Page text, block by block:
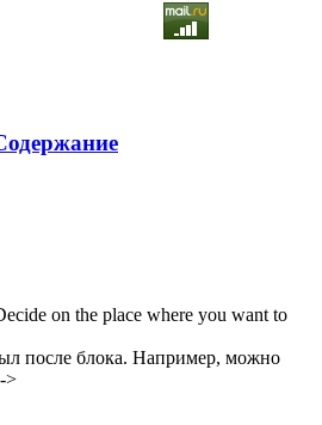
on the place where you want to
после блока. Например, можно
>